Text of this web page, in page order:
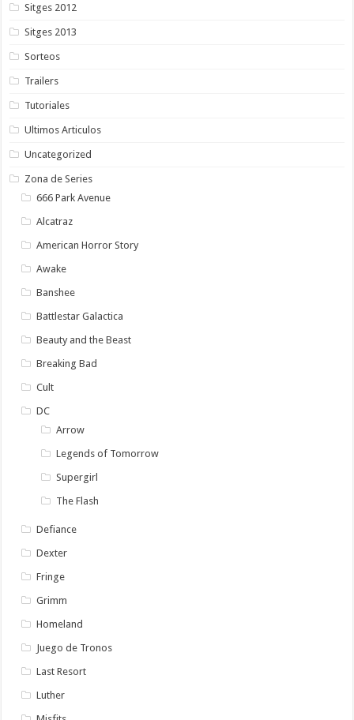
Sitges 2012
Sitges 2013
Sorteos
Trailers
Tutoriales
Ultimos Articulos
Uncategorized
Zona de Series
666 Park Avenue
Alcatraz
American Horror Story
Awake
Banshee
Battlestar Galactica
Beauty and the Beast
Breaking Bad
Cult
DC
Arrow
Legends of Tomorrow
Supergirl
The Flash
Defiance
Dexter
Fringe
Grimm
Homeland
Juego de Tronos
Last Resort
Luther